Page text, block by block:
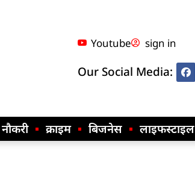
Youtube sign in
Our Social Media:
नौकरी क्राइम बिजनेस लाइफस्टाइल